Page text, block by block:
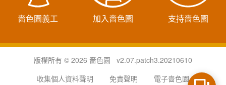
嗇色園義工 加入嗇色園 支持嗇色園
版權所有 © 2026 嗇色園 v2.07.patch3.20210610
收集個人資料聲明
免責聲明 電子嗇色園